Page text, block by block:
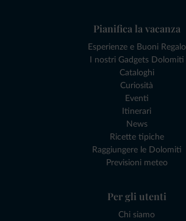
Pianifica la vacanza
Esperienze e Buoni Regalo
I nostri Gadgets Dolomiti
Cataloghi
Curiosità
Eventi
Itinerari
News
Ricette tipiche
Raggiungere le Dolomiti
Previsioni meteo
Per gli utenti
Chi siamo